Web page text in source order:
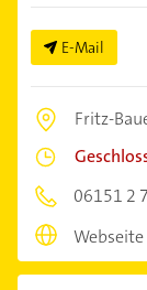
E-Mail
Fritz-
06151 2
Webseite